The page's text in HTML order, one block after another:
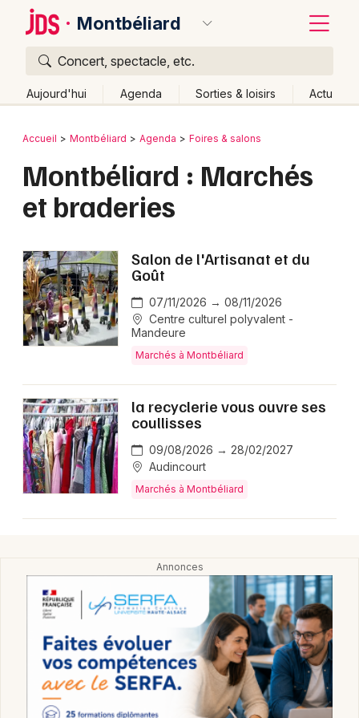
Montbéliard
Concert, spectacle, etc.
Aujourd'hui Agenda Sorties & loisirs Actu
Publier un événement
Activité & Expérience
Manifestations
Concerts
Sports
Sorties & loisirs
Marchés dans le Doubs
Marchés en Franche-Comté
Bordeaux
Colmar
Lyon
Marseille
Mulhouse
Nantes
Nice
Paris
Strasbourg
Retour
Accueil Montbéliard Agenda Foires & salons
Montbéliard : Marchés
et braderies
Salon de l'Artisanat et du
Goût
07/11/2026 → 08/11/2026
Centre culturel polyvalent -
Mandeure
Marchés à Montbéliard
la recyclerie vous ouvre ses
coullisses
09/08/2026 → 28/02/2027
Audincourt
Marchés à Montbéliard
Quoi ?
Où ?
Partout
Près de moi Changer de lieu
Quand ?